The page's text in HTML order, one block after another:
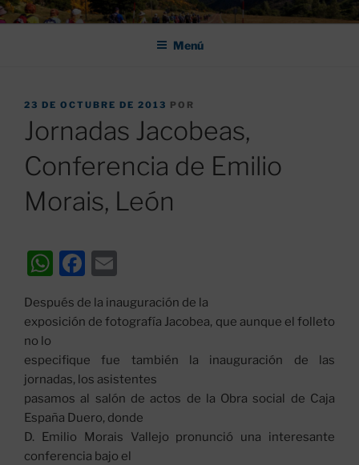
Saltar
al
ASOCIACIÓN DE AMIGOS DEL
CAMINO DE SANTIAGO DE
Menú
PUBLICADO
23 DE OCTUBRE DE 2013 POR
Jornadas Jacobeas,
Conferencia de Emilio
Morais, León
W
at
A
p
p
F
c
b
o
o
k
ai
Después de la inauguración de la
exposición de fotografía Jacobea, que aunque el folleto
no lo
especifique fue también la inauguración de las
jornadas, los asistentes
pasamos al salón de actos de la Obra social de Caja
España Duero, donde
D. Emilio Morais Vallejo pronunció una interesante
conferencia bajo el